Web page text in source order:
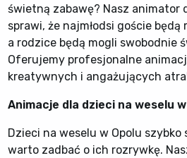
świetną zabawę? Nasz animator
sprawi, że najmłodsi goście
a rodzice będą mogli swobodnie
Oferujemy profesjonalne
kreatywnych i angażujących
Animacje dla dzieci na weselu w
Dzieci na weselu w Opolu
warto zadbać o ich rozrywkę.